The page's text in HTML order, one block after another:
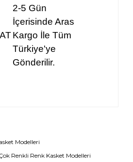
2-5 Gün
İçerisinde Aras
Kargo İle Tüm
Türkiye'ye
Gönderilir.
Modelleri
Renkli Renk Kasket Modelleri